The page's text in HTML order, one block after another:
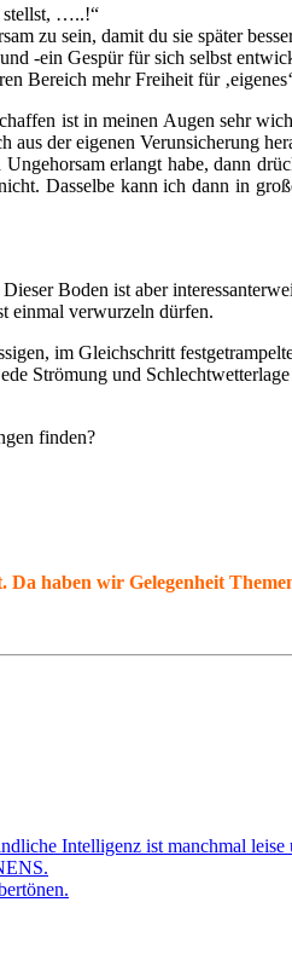
stellst, …..!“
zu sein, damit du sie später
-ein Gespür für sich selbst
Bereich mehr Freiheit für
ist in meinen Augen sehr
der eigenen Verunsicherung
erlangt habe, dann
Dasselbe kann ich dann in
Boden ist aber
einmal verwurzeln dürfen.
im Gleichschritt
Strömung und
finden?
haben wir Gelegenheit
Intelligenz ist manchmal leise